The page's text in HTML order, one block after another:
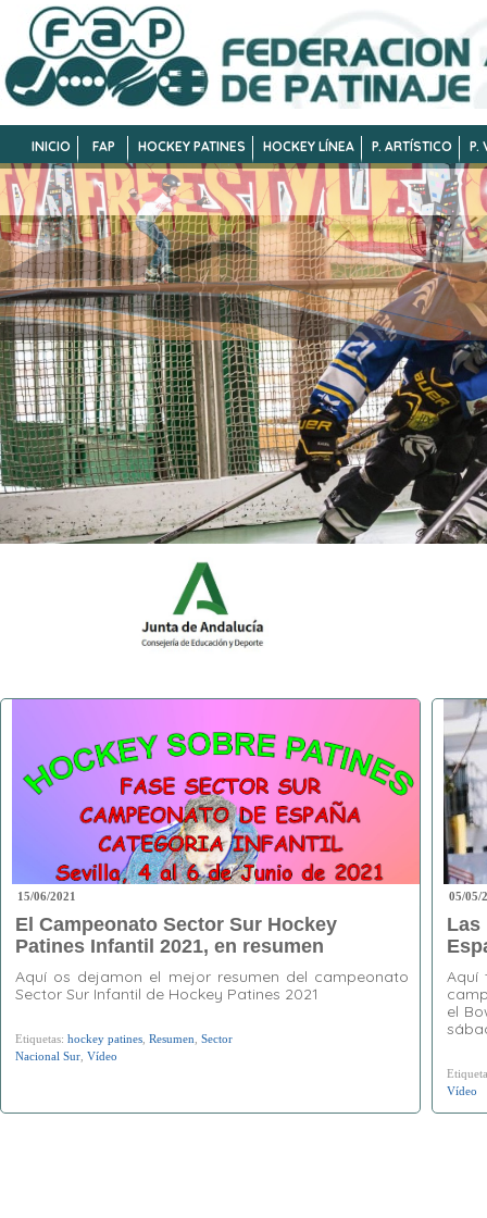
INICIO FAP HOCKEY PATINES HOCKEY LÍNEA P. ARTÍSTICO P.
15/06/2021
El Campeonato Sector Sur Hockey
Patines Infantil 2021, en resumen
Aquí os dejamon el mejor resumen del campeonato
Sector Sur Infantil de Hockey Patines 2021
Etiquetas: hockey patines Resumen Sector
Nacional Sur Vídeo
05/05/
Las
Aquí
el
Vídeo